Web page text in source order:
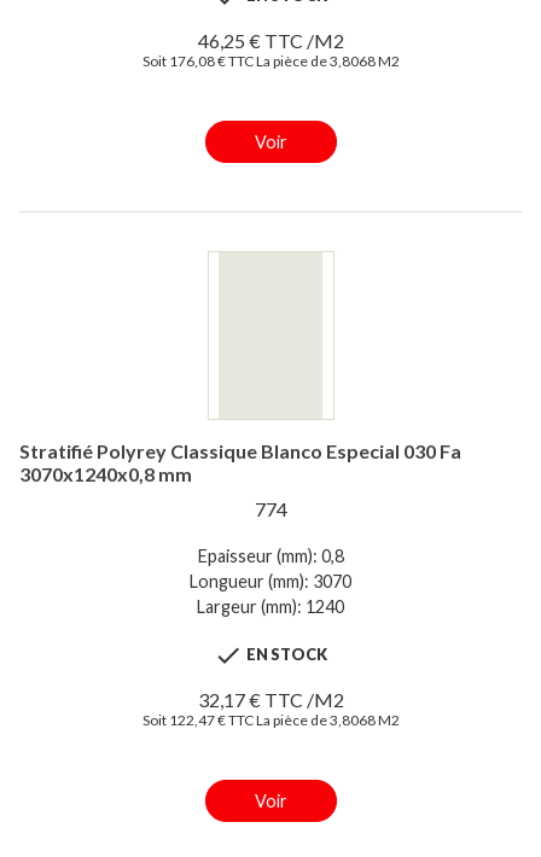
46,25 € TTC /M2
Soit 176,08 € TTC La pièce de 3,8068 M2
Voir
Stratifié Polyrey Classique Blanco Especial 030 Fa
3070x1240x0,8 mm
774
Epaisseur (mm): 0,8
Longueur (mm): 3070
Largeur (mm): 1240
 EN STOCK
32,17 € TTC /M2
Soit 122,47 € TTC La pièce de 3,8068 M2
Voir